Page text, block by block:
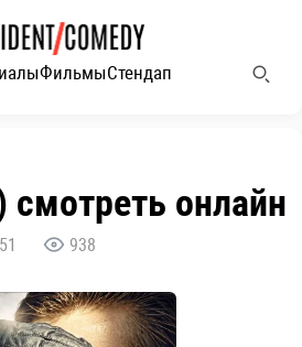
ФильмыСтендап
онлайн
938